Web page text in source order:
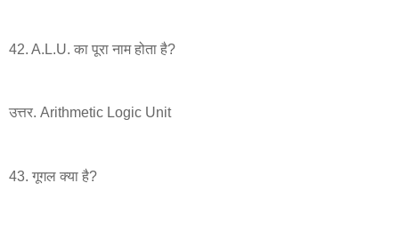
42. A.L.U. का पूरा नाम होता है?
उत्तर. Arithmetic Logic Unit
43. गूगल क्या है?